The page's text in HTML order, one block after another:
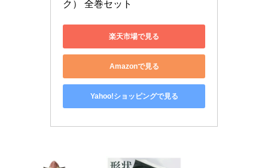
ク） 全巻セット
楽天市場で見る
Amazonで見る
Yahoo!ショッピングで見る